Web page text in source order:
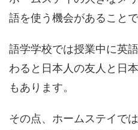
語を使う機会があることで
語学学校では授業中に英
わると日本人の友人と日
もあります。
その点、ホームステイで